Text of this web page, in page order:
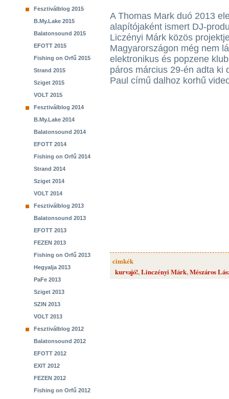
Fesztiválblog 2015
B.My.Lake 2015
Balatonsound 2015
EFOTT 2015
Fishing on Orfű 2015
Strand 2015
Sziget 2015
VOLT 2015
Fesztiválblog 2014
B.My.Lake 2014
Balatonsound 2014
EFOTT 2014
Fishing on Orfű 2014
Strand 2014
Sziget 2014
VOLT 2014
Fesztiválblog 2013
Balatonsound 2013
EFOTT 2013
FEZEN 2013
Fishing on Orfű 2013
Hegyalja 2013
PaFe 2013
Sziget 2013
SZIN 2013
VOLT 2013
Fesztiválblog 2012
Balatonsound 2012
EFOTT 2012
EXIT 2012
FEZEN 2012
Fishing on Orfű 2012
A Thomas Mark duó 2013
alapítójaként ismert DJ-
Liczényi Márk közös
Magyarországon még nem
elektronikus és popzene
páros március 29-én adta ki
Paul című dalhoz korhű
cimkék
kurvajó!,Linczényi Márk,Mészáros